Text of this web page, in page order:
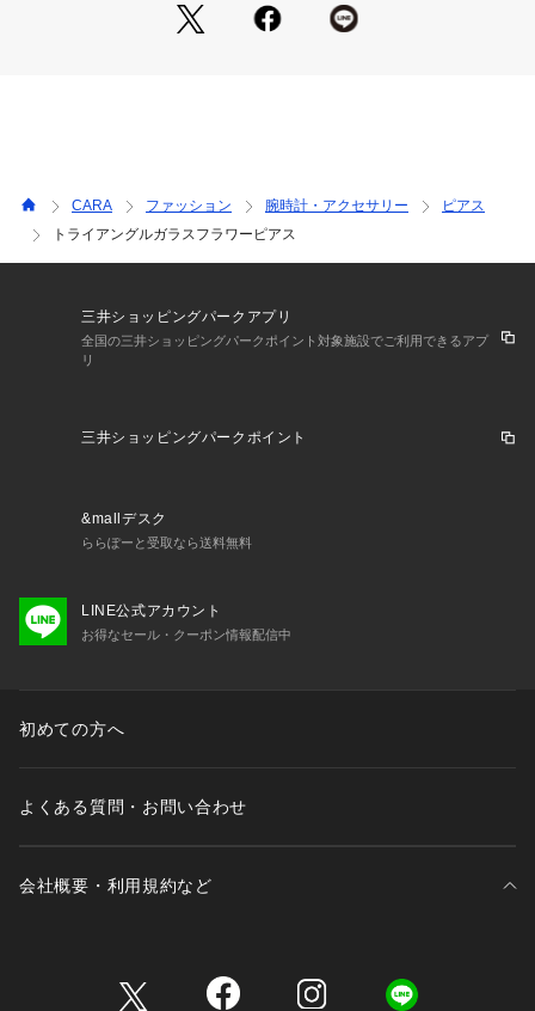
またパソコン・スマートフォンなどの環境により、製品と画像
CARA ファッション 腕時計・アクセサリー
ピアス
トライアングルガラスフラワーピアス
三井ショッピングパークアプリ
全国の三井ショッピングパークポイント対象施設でご利用できるアプ
リ
三井ショッピングパークポイント
&mallデスク
ららぽーと受取なら送料無料
LINE公式アカウント
お得なセール・クーポン情報配信中
初めての方へ
よくある質問・お問い合わせ
会社概要・利用規約など